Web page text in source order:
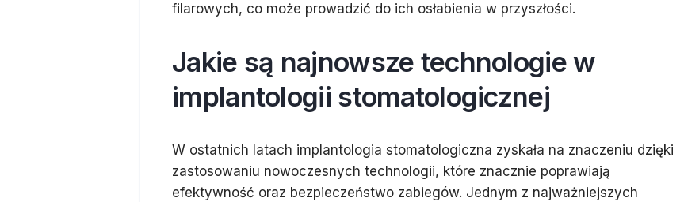
filarowych, co może prowadzić do ich osłabienia w przyszłości.
Jakie są najnowsze technologie w
implantologii stomatologicznej
W ostatnich latach implantologia stomatologiczna zyskała na znaczeniu dzięki
zastosowaniu nowoczesnych technologii, które znacznie poprawiają
efektywność oraz bezpieczeństwo zabiegów. Jednym z najważniejszych